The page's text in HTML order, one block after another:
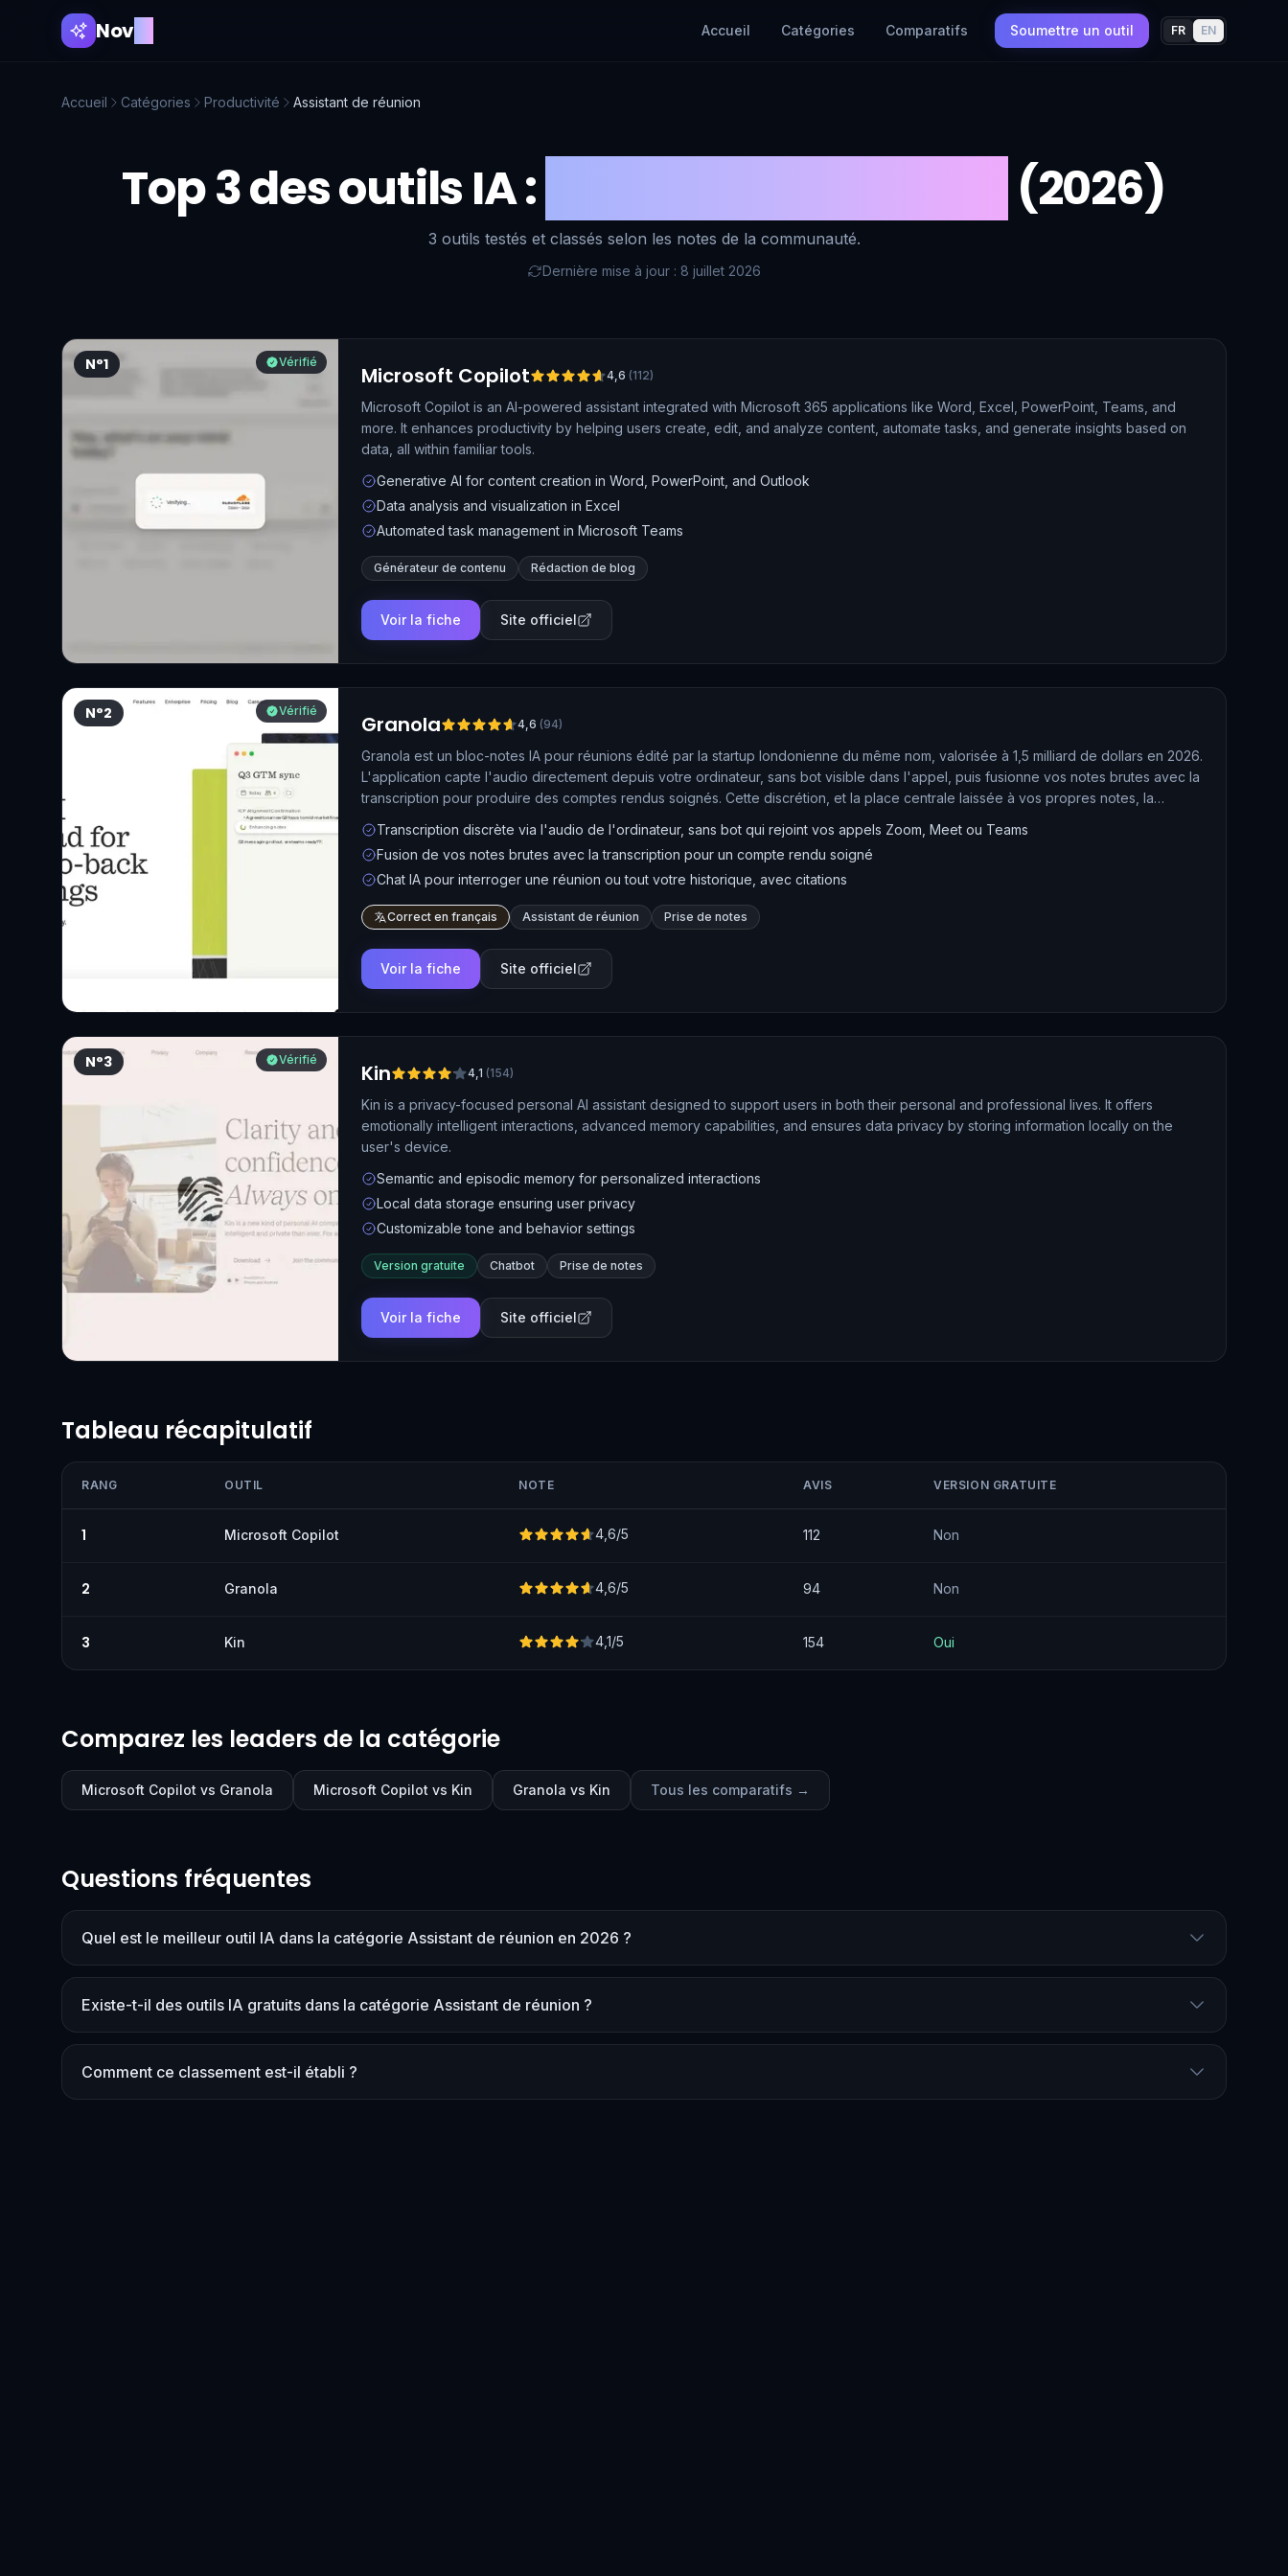
NovAI Accueil Catégories Comparatifs Soumettre un outil FR EN
Accueil Catégories Productivité Assistant de réunion
Top 3 des outils IA : (2026)
3 outils testés et classés selon les notes de la communauté.
Dernière mise à jour : 8 juillet 2026
N°1 Vérifié
Microsoft Copilot 4,6 (112)
Microsoft Copilot is an AI-powered assistant integrated with Microsoft 365 applications like Word, Excel, PowerPoint, Teams, and
more. It enhances productivity by helping users create, edit, and analyze content, automate tasks, and generate insights based on
data, all within familiar tools.
Generative AI for content creation in Word, PowerPoint, and Outlook
Data analysis and visualization in Excel
Automated task management in Microsoft Teams
Générateur de contenu Rédaction de blog
Voir la fiche Site officiel
N°2 Vérifié
Granola 4,6 (94)
Granola est un bloc-notes IA pour réunions édité par la startup londonienne du même nom, valorisée à 1,5 milliard de dollars en 2026.
L'application capte l'audio directement depuis votre ordinateur, sans bot visible dans l'appel, puis fusionne vos notes brutes avec la
transcription pour produire des comptes rendus soignés. Cette discrétion, et la place centrale laissée à vos propres notes, la
Transcription discrète via l'audio de l'ordinateur, sans bot qui rejoint vos appels Zoom, Meet ou Teams
Fusion de vos notes brutes avec la transcription pour un compte rendu soigné
Chat IA pour interroger une réunion ou tout votre historique, avec citations
Correct en français Assistant de réunion Prise de notes
Voir la fiche Site officiel
N°3 Vérifié
Kin 4,1 (154)
Kin is a privacy-focused personal AI assistant designed to support users in both their personal and professional lives. It offers
emotionally intelligent interactions, advanced memory capabilities, and ensures data privacy by storing information locally on the
user's device.
Semantic and episodic memory for personalized interactions
Local data storage ensuring user privacy
Customizable tone and behavior settings
Version gratuite Chatbot Prise de notes
Voir la fiche Site officiel
Tableau récapitulatif
RANG OUTIL NOTE AVIS VERSION GRATUITE
1 Microsoft Copilot 4,6/5 112 Non
2 Granola 4,6/5 94 Non
3 Kin 4,1/5 154 Oui
Comparez les leaders de la catégorie
Microsoft Copilot vs Granola Microsoft Copilot vs Kin Granola vs Kin Tous les comparatifs →
Questions fréquentes
Quel est le meilleur outil IA dans la catégorie Assistant de réunion en 2026 ?
Existe-t-il des outils IA gratuits dans la catégorie Assistant de réunion ?
Comment ce classement est-il établi ?